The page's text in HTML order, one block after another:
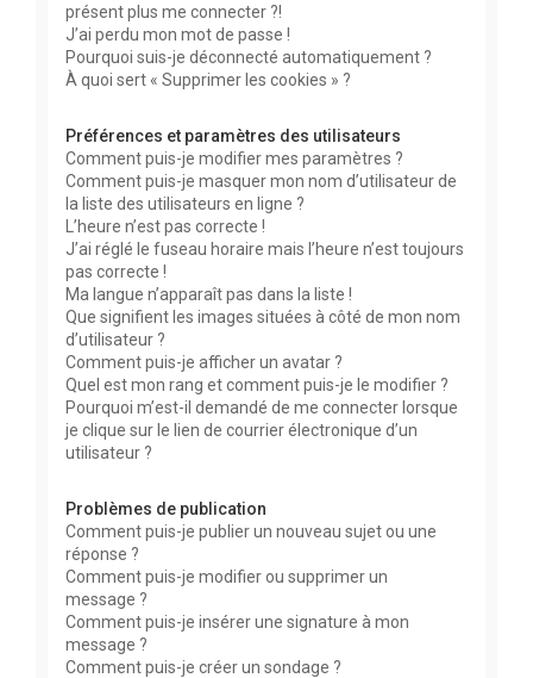
présent plus me connecter ?!
J’ai perdu mon mot de passe !
Pourquoi suis-je déconnecté automatiquement ?
À quoi sert « Supprimer les cookies » ?
Préférences et paramètres des utilisateurs
Comment puis-je modifier mes paramètres ?
Comment puis-je masquer mon nom d’utilisateur de
la liste des utilisateurs en ligne ?
L’heure n’est pas correcte !
J’ai réglé le fuseau horaire mais l’heure n’est toujours
pas correcte !
Ma langue n’apparaît pas dans la liste !
Que signifient les images situées à côté de mon nom
d’utilisateur ?
Comment puis-je afficher un avatar ?
Quel est mon rang et comment puis-je le modifier ?
Pourquoi m’est-il demandé de me connecter lorsque
je clique sur le lien de courrier électronique d’un
utilisateur ?
Problèmes de publication
Comment puis-je publier un nouveau sujet ou une
réponse ?
Comment puis-je modifier ou supprimer un
message ?
Comment puis-je insérer une signature à mon
message ?
Comment puis-je créer un sondage ?